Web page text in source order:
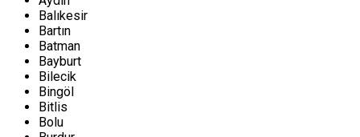
Balıkesir
Bartın
Batman
Bayburt
Bilecik
Bingöl
Bitlis
Bolu